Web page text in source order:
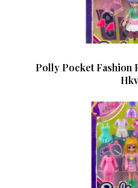
Polly Pocket Fashion